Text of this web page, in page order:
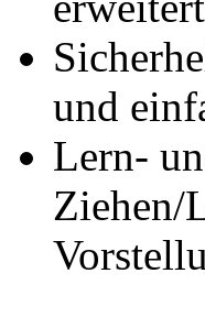
und
Lern-
Ziehen/